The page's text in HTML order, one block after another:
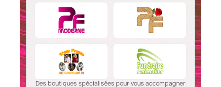
Des boutiques spécialisées pour vous accompagner